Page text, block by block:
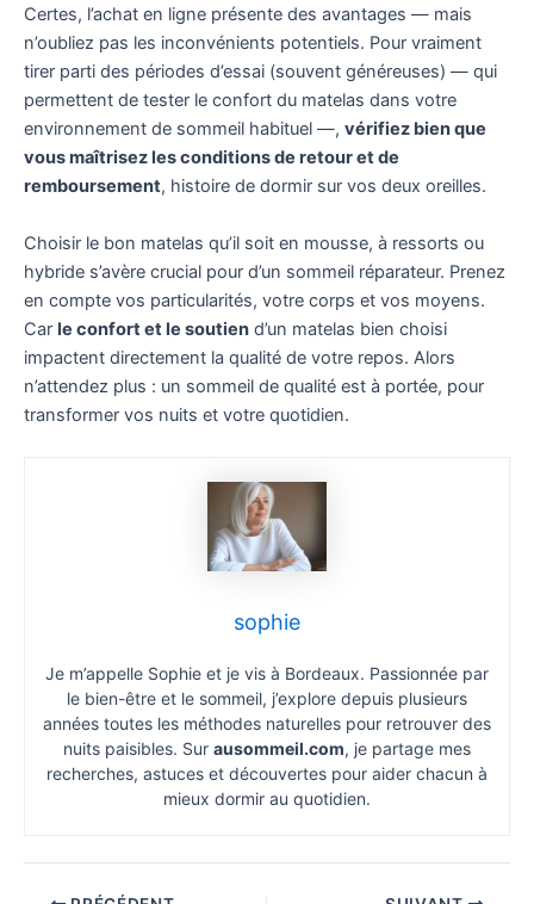
Certes, l’achat en ligne présente des avantages — mais
n’oubliez pas les inconvénients potentiels. Pour vraiment
tirer parti des périodes d’essai (souvent généreuses) — qui
permettent de tester le confort du matelas dans votre
environnement de sommeil habituel —, vérifiez bien que
vous maîtrisez les conditions de retour et de
remboursement, histoire de dormir sur vos deux oreilles.
Choisir le bon matelas qu’il soit en mousse, à ressorts ou
hybride s’avère crucial pour d’un sommeil réparateur. Prenez
en compte vos particularités, votre corps et vos moyens.
Car le confort et le soutien d’un matelas bien choisi
impactent directement la qualité de votre repos. Alors
n’attendez plus : un sommeil de qualité est à portée, pour
transformer vos nuits et votre quotidien.
sophie
Je m’appelle Sophie et je vis à Bordeaux. Passionnée par
le bien-être et le sommeil, j’explore depuis plusieurs
années toutes les méthodes naturelles pour retrouver des
nuits paisibles. Sur ausommeil.com, je partage mes
recherches, astuces et découvertes pour aider chacun à
mieux dormir au quotidien.